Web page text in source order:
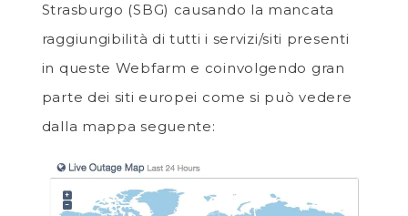
Strasburgo (SBG) causando la mancata
raggiungibilità di tutti i servizi/siti presenti
in queste Webfarm e coinvolgendo gran
parte dei siti europei come si può vedere
dalla mappa seguente: